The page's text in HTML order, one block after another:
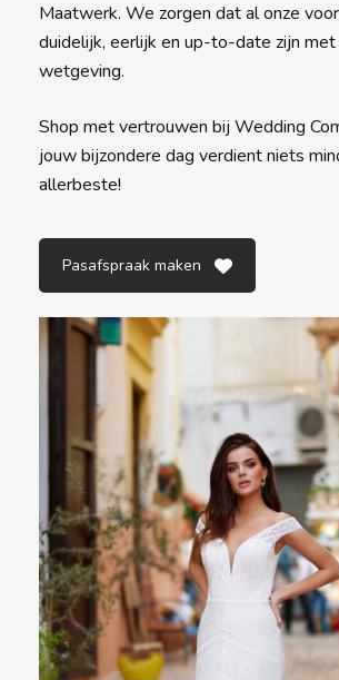
Maatwerk. We zorgen dat al onze
duidelijk, eerlijk en up-to-date zijn met
wetgeving.
Shop met vertrouwen bij Wedding
jouw bijzondere dag verdient niets
allerbeste!
Pasafspraak maken